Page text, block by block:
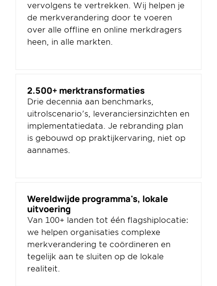
vervolgens te vertrekken. Wij helpen je
de merkverandering door te voeren
over alle offline en online merkdragers
heen, in alle markten.
2.500+ merktransformaties
Drie decennia aan benchmarks,
uitrolscenario's, leveranciersinzichten en
implementatiedata. Je rebranding plan
is gebouwd op praktijkervaring, niet op
aannames.
Wereldwijde programma's, lokale
uitvoering
Van 100+ landen tot één flagshiplocatie:
we helpen organisaties complexe
merkverandering te coördineren en
tegelijk aan te sluiten op de lokale
realiteit.